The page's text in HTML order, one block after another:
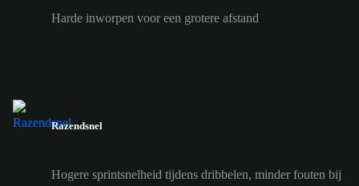
Harde inworpen voor een grotere afstand
Razendsnel
Hogere sprintsnelheid tijdens dribbelen, minder fouten bij